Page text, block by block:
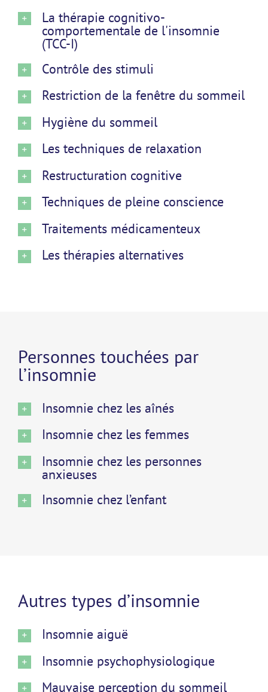
La thérapie cognitivo-
comportementale de l'insomnie
(TCC-I)
Contrôle des stimuli
Restriction de la fenêtre du sommeil
Hygiène du sommeil
Les techniques de relaxation
Restructuration cognitive
Techniques de pleine conscience
Traitements médicamenteux
Les thérapies alternatives
Personnes touchées par
l’insomnie
Insomnie chez les aînés
Insomnie chez les femmes
Insomnie chez les personnes
anxieuses
Insomnie chez l’enfant
Autres types d’insomnie
Insomnie aiguë
Insomnie psychophysiologique
Mauvaise perception du sommeil